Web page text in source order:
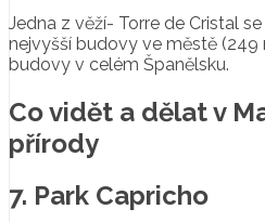
Jedna z věží- Torre de Cristal
nejvyšší budovy ve městě (249
budovy v celém Španělsku.
Co vidět a dělat v
přírody
7. Park Capricho